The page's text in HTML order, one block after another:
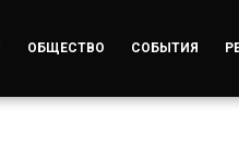
ОБЩЕСТВО СОБЫТИЯ